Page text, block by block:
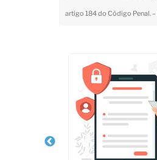
artigo 184 do Código Penal. –